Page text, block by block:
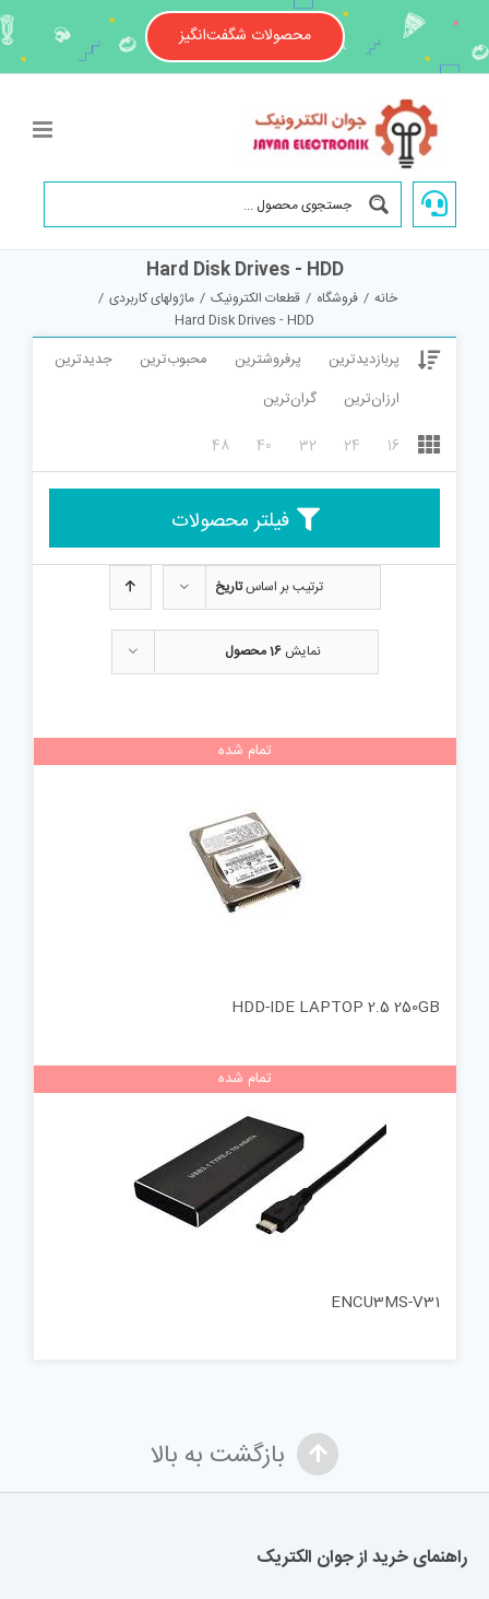
content
محصولات شگفت‌انگیز
Hard Disk Drives - HDD
خانه / فروشگاه / قطعات الکترونیک / ماژولهای کاربردی /
Hard Disk Drives - HDD
پربازدیدترین پرفروشترین محبوب‌ترین
جدیدترین
ارزان‌ترین
گران‌ترین
16
24
32
40
48
فیلتر محصولات
ترتیب بر اساستاریخ
نمایش16 محصول
تمام شده
HDD-IDE LAPTOP 2.5 250GB
تمام شده
ENCU3MS-V31
بازگشت به بالا
راهنمای خرید از جوان الکتریک